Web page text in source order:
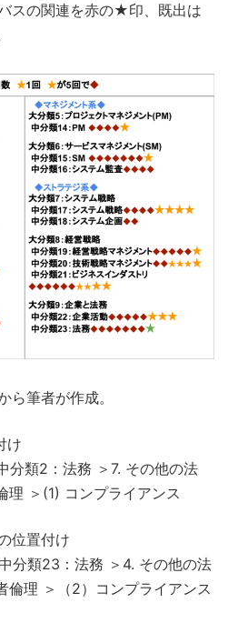
スの関連を赤の★印、既出は
筆者が作成。
け
分類2：法務 ＞7. その他の法
理 ＞(1) コンプライアンス
位置付け
分類23：法務 ＞4. その他の法
倫理 ＞（2）コンプライアンス